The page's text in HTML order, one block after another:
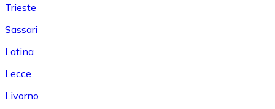
Trieste
Sassari
Latina
Lecce
Livorno